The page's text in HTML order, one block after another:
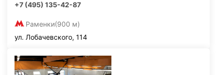
+7 (495) 135-42-87
Раменки(900 м)
ул. Лобачевского, 114